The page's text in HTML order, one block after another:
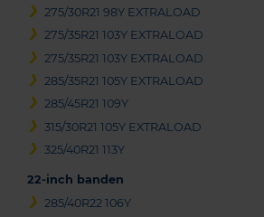
275/30R21 98Y EXTRALOAD
275/35R21 103Y EXTRALOAD
275/35R21 103Y EXTRALOAD
285/35R21 105Y EXTRALOAD
285/45R21 109Y
315/30R21 105Y EXTRALOAD
325/40R21 113Y
22-inch banden
285/40R22 106Y